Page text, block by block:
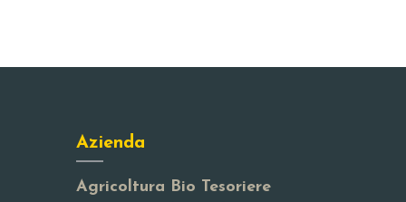
Azienda
Agricoltura Bio Tesoriere